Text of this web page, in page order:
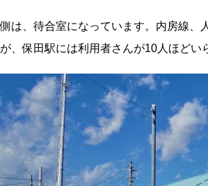
は、待合室になっています。内房線
、保田駅には利用者さんが10人ほどい